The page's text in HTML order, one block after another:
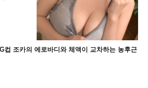
컵 조카의 에로바디와 체액이 교차하는 농후근